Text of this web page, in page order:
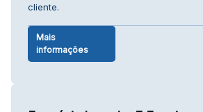
cliente.
Mais
informações